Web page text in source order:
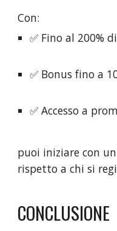
Con:
✅ Fino al 200%
✅ Bonus fino a
✅ Accesso a
puoi iniziare con
rispetto a chi si
CONCLUSIONE